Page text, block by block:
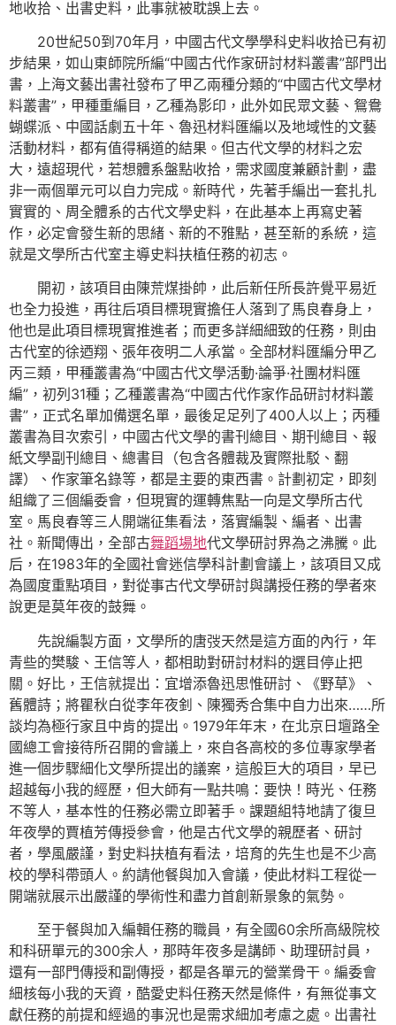
地收拾、出書史料，此事就被耽誤上去。
20世紀50到70年月，中國古代文學學科史料收拾已有初
步結果，如山東師院所編“中國古代作家研討材料叢書”部門出
書，上海文藝出書社發布了甲乙兩種分類的“中國古代文學材
料叢書”，甲種重編目，乙種為影印，此外如民眾文藝、鴛鴦
蝴蝶派、中國話劇五十年、魯迅材料匯編以及地域性的文藝
活動材料，都有值得稱道的結果。但古代文學的材料之宏
大，遠超現代，若想體系盤點收拾，需求國度兼顧計劃，盡
非一兩個單元可以自力完成。新時代，先著手編出一套扎扎
實實的、周全體系的古代文學史料，在此基本上再寫史著
作，必定會發生新的思緒、新的不雅點，甚至新的系統，這
就是文學所古代室主導史料扶植任務的初志。
開初，該項目由陳荒煤掛帥，此后新任所長許覺平易近
也全力投進，再往后項目標現實擔任人落到了馬良春身上，
他也是此項目標現實推進者；而更多詳細細致的任務，則由
古代室的徐迺翔、張年夜明二人承當。全部材料匯編分甲乙
丙三類，甲種叢書為“中國古代文學活動·論爭·社團材料匯
編”，初列31種；乙種叢書為“中國古代作家作品研討材料叢
書”，正式名單加備選名單，最後足足列了400人以上；丙種
叢書為目次索引，中國古代文學的書刊總目、期刊總目、報
紙文學副刊總目、總書目（包含各體裁及實際批駁、翻
譯）、作家筆名錄等，都是主要的東西書。計劃初定，即刻
組織了三個編委會，但現實的運轉焦點一向是文學所古代
室。馬良春等三人開端征集看法，落實編製、編者、出書
社。新聞傳出，全部古舞蹈場地代文學研討界為之沸騰。此
后，在1983年的全國社會迷信學科計劃會議上，該項目又成
為國度重點項目，對從事古代文學研討與講授任務的學者來
說更是莫年夜的鼓舞。
先說編製方面，文學所的唐弢天然是這方面的內行，年
青些的樊駿、王信等人，都相助對研討材料的選目停止把
關。好比，王信就提出：宜增添魯迅思惟研討、《野草》、
舊體詩；將瞿秋白從李年夜釗、陳獨秀合集中自力出來……所
談均為極行家且中肯的提出。1979年年末，在北京日壇路全
國總工會接待所召開的會議上，來自各高校的多位專家學者
進一個步驟細化文學所提出的議案，這般巨大的項目，早已
超越每小我的經歷，但大師有一點共鳴：要快！時光、任務
不等人，基本性的任務必需立即著手。課題組特地請了復旦
年夜學的賈植芳傳授參會，他是古代文學的親歷者、研討
者，學風嚴謹，對史料扶植有看法，培育的先生也是不少高
校的學科帶頭人。約請他餐與加入會議，使此材料工程從一
開端就展示出嚴謹的學術性和盡力首創新景象的氣勢。
至于餐與加入編輯任務的職員，有全國60余所高級院校
和科研單元的300余人，那時年夜多是講師、助理研討員，
還有一部門傳授和副傳授，都是各單元的營業骨干。編委會
細核每小我的天資，酷愛史料任務天然是條件，有無從事文
獻任務的前提和經過的事況也是需求細加考慮之處。出書社